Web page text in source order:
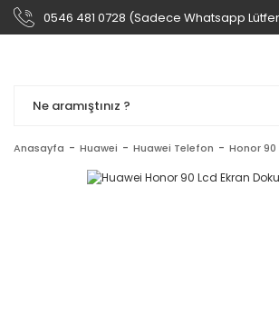
0546 481 0728 (Sadece Whatsapp
Anasayfa Huawei Huawei Telefon Honor 90